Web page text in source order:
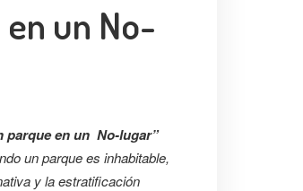
un No-
parque en un No-lugar”
un parque es inhabitable,
y la estratificación